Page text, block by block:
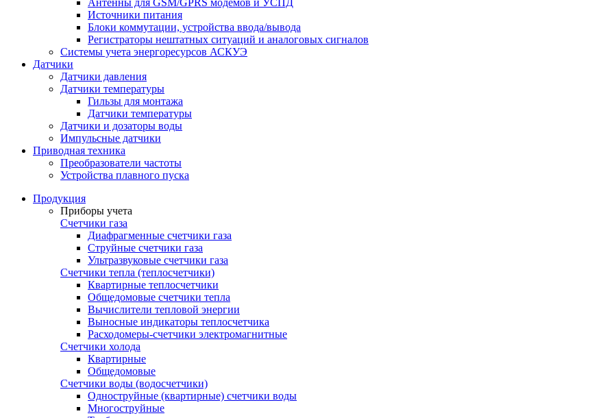
Антенны для GSM/GPRS модемов и УСПД
Источники питания
Блоки коммутации, устройства ввода/вывода
Регистраторы нештатных ситуаций и аналоговых сигналов
Системы учета энергоресурсов АСКУЭ
Датчики
Датчики давления
Датчики температуры
Гильзы для монтажа
Датчики температуры
Датчики и дозаторы воды
Импульсные датчики
Приводная техника
Преобразователи частоты
Устройства плавного пуска
Продукция
Приборы учета
Счетчики газа
Диафрагменные счетчики газа
Струйные счетчики газа
Ультразвуковые счетчики газа
Счетчики тепла (теплосчетчики)
Квартирные теплосчетчики
Общедомовые счетчики тепла
Вычислители тепловой энергии
Выносные индикаторы теплосчетчика
Расходомеры-счетчики электромагнитные
Счетчики холода
Квартирные
Общедомовые
Счетчики воды (водосчетчики)
Одноструйные (квартирные) счетчики воды
Многоструйные